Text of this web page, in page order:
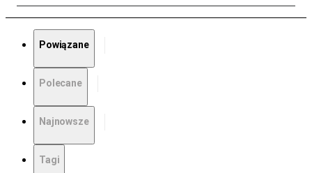
Powiązane
Polecane
Najnowsze
Tagi